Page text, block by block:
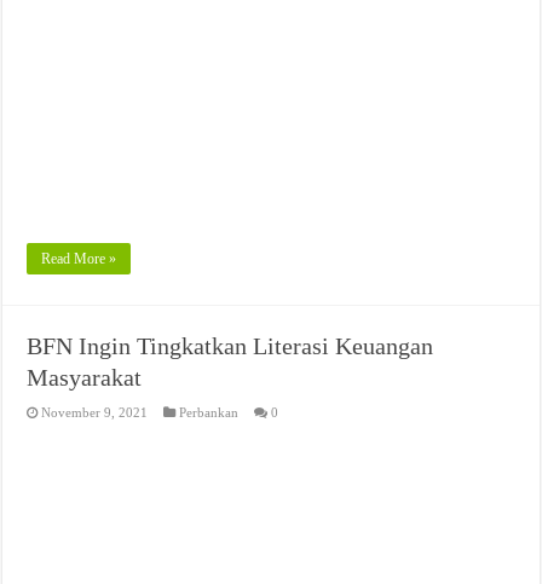
Read More »
BFN Ingin Tingkatkan Literasi Keuangan
Masyarakat
November 9, 2021 Perbankan 0